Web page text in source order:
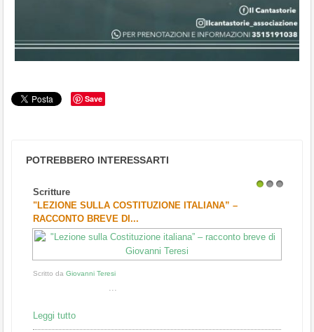
Save
POTREBBERO INTERESSARTI
Scritture
"LEZIONE SULLA COSTITUZIONE ITALIANA” –
RACCONTO BREVE DI...
Scritto da Giovanni Teresi
Leggi tutto